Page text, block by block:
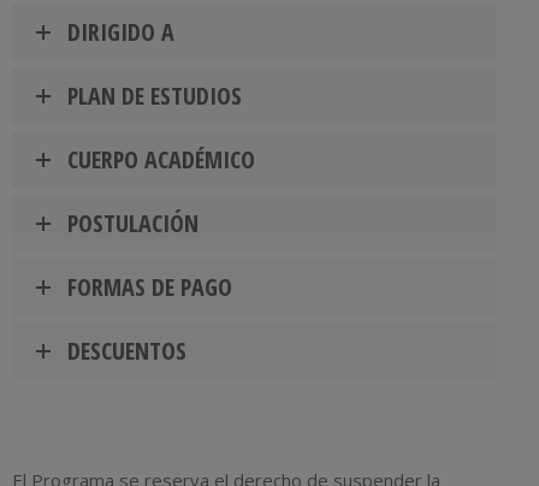
DIRIGIDO A
PLAN DE ESTUDIOS
CUERPO ACADÉMICO
POSTULACIÓN
FORMAS DE PAGO
DESCUENTOS
El Programa se reserva el derecho de suspender la